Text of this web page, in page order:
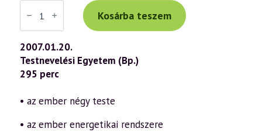
Váradi
Tibor
előadás
(441)
—
A
szívcsakra
felélesztése
(2007.01.20.)
Kosárba teszem
2007.01.20.
Testnevelési Egyetem (Bp.)
295 perc
• az ember négy teste
• az ember energetikai rendszere